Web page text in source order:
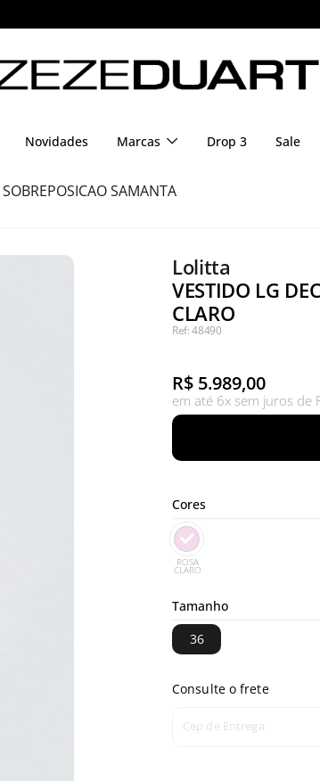
Novidades Marcas Drop 3 Sale
SAMANTA
Lolitta
VESTIDO LG
CLARO
Ref: 48490
R$ 5.989,00
em até 6x sem juros de
Cores
ROSA
CLARO
Tamanho
36
Consulte o frete
Cep de Entrega